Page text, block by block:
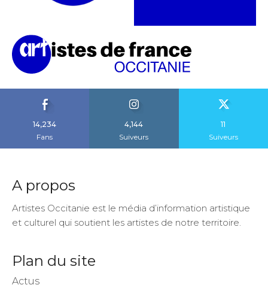
14,234
Fans
4,144
Suiveurs
11
Suiveurs
A propos
Artistes Occitanie est le média d’information artistique
et culturel qui soutient les artistes de notre territoire.
Plan du site
Actus